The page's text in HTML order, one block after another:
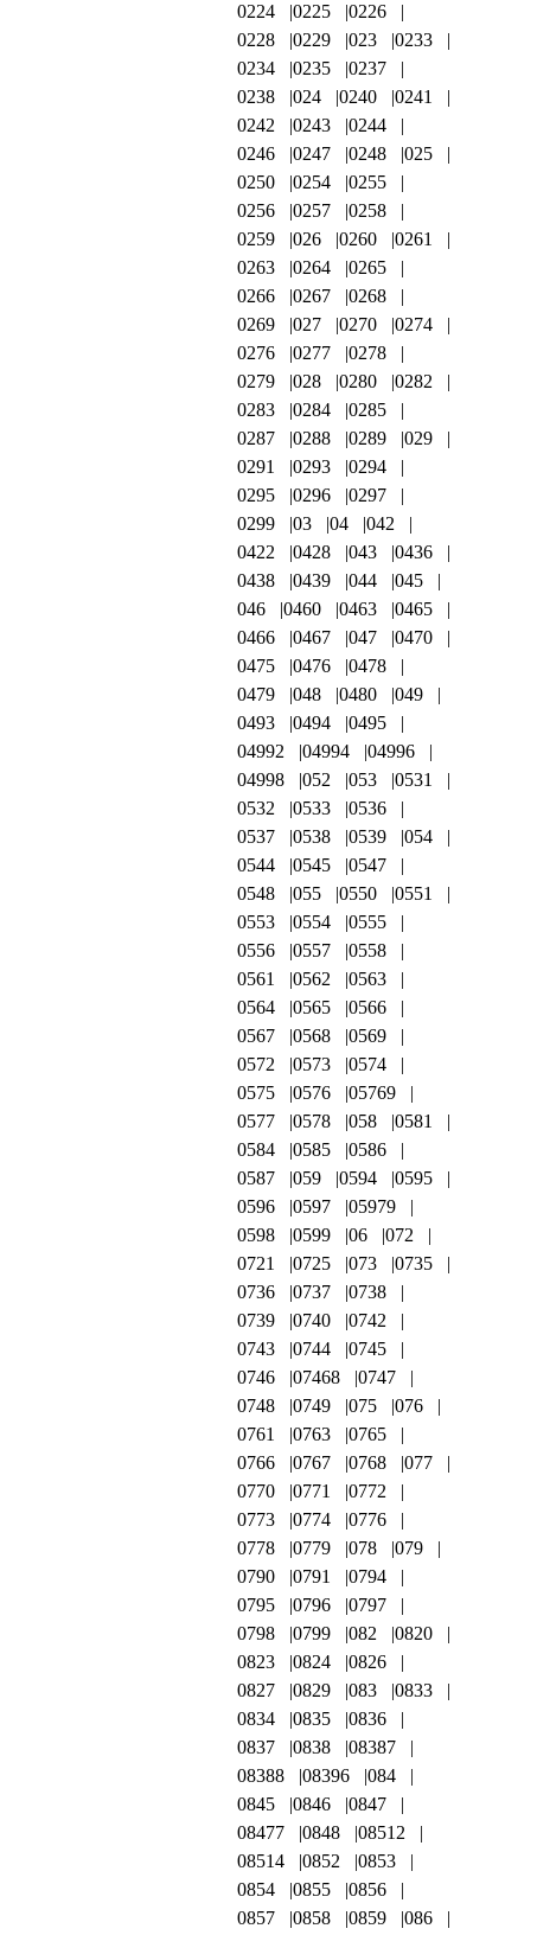
0224
0225
0226
0228
0229 023
0233
0234
0235
0237
0238
024 0240
0241
0242
0243
0244
0246
0247 0248
025
0250
0254
0255
0256
0257
0258
0259
026 0260
0261
0263
0264
0265
0266
0267
0268
0269
027 0270
0274
0276
0277
0278
0279
028 0280
0282
0283
0284
0285
0287
0288 0289
029
0291
0293
0294
0295
0296
0297
0299
03 04
042
0422
0428 043
0436
0438
0439 044
045
046
0460 0463
0465
0466
0467 047
0470
0475
0476
0478
0479
048 0480
049
0493
0494
0495
04992
04994
04996
04998
052 053
0531
0532
0533
0536
0537
0538 0539
054
0544
0545
0547
0548
055 0550
0551
0553
0554
0555
0556
0557
0558
0561
0562
0563
0564
0565
0566
0567
0568
0569
0572
0573
0574
0575
0576
05769
0577
0578 058
0581
0584
0585
0586
0587
059 0594
0595
0596
0597
05979
0598
0599 06
072
0721
0725 073
0735
0736
0737
0738
0739
0740
0742
0743
0744
0745
0746
07468
0747
0748
0749 075
076
0761
0763
0765
0766
0767 0768
077
0770
0771
0772
0773
0774
0776
0778
0779 078
079
0790
0791
0794
0795
0796
0797
0798
0799 082
0820
0823
0824
0826
0827
0829 083
0833
0834
0835
0836
0837
0838
08387
08388
08396
084
0845
0846
0847
08477
0848
08512
08514
0852
0853
0854
0855
0856
0857
0858 0859
086